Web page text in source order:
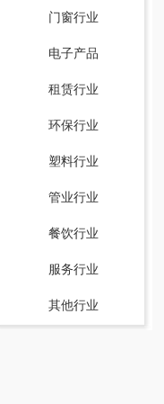
门窗行业
电子产品
租赁行业
环保行业
塑料行业
管业行业
餐饮行业
服务行业
其他行业